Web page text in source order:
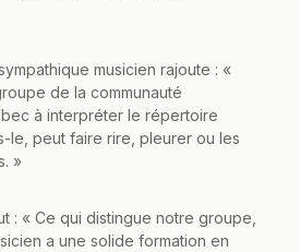
musicien rajoute : «
de la communauté
à interpréter le répertoire
le, peut faire rire, pleurer ou les
»
: « Ce qui distingue notre groupe,
a une solide formation en